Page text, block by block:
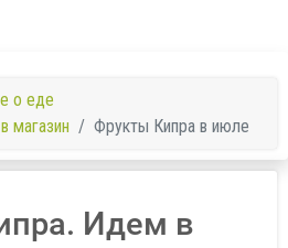
о еде
магазин
Фрукты Кипра в июле
Идем в